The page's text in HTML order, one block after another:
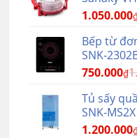
1.050.000
Bếp từ
SNK-
750.000₫
Tủ sấy
SNK-MS2X
1.200.000